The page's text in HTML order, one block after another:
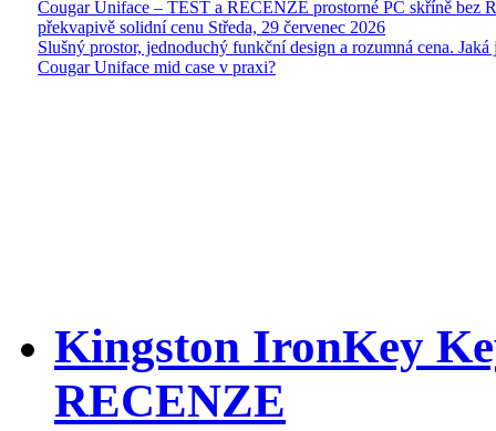
Cougar Uniface – TEST a RECENZE prostorné PC skříně bez
překvapivě solidní cenu Středa, 29 červenec 2026
Slušný prostor, jednoduchý funkční design a rozumná cena. Jaká
Cougar Uniface mid case v praxi?
Kingston IronKey
RECENZE